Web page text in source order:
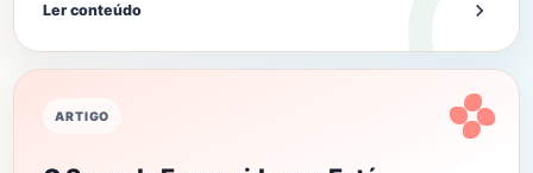
Ler conteúdo
ARTIGO